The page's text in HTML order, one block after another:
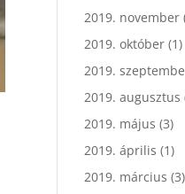
2019. november
2019. október (1)
2019.
2019. augusztus
2019. május (3)
2019. április (1)
2019. március (3)